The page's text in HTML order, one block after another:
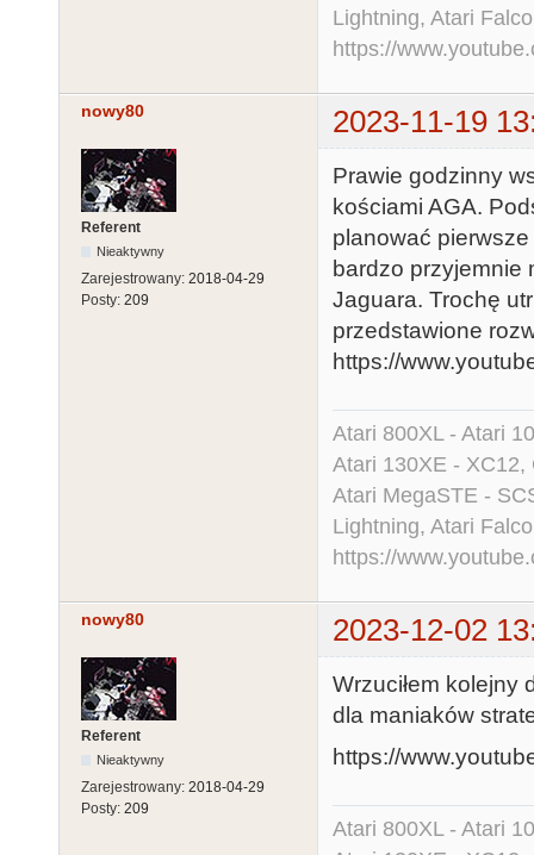
Lightning, Atari
https://
nowy80 2023-11-19
Referent
Nieaktywny
Zarejestrowany: 2018-04-29
Posty: 209
Prawie godzinny
kościami AGA.
planować pierwsze
bardzo przyjemnie
Jaguara. Trochę
przedstawione
https://
Atari 800XL - Atari
Atari 130XE - XC12,
Atari MegaSTE -
Lightning, Atari
https://
nowy80 2023-12-02
Referent
Nieaktywny
Zarejestrowany: 2018-04-29
Posty: 209
Wrzuciłem kolejny
dla maniaków
https://
Atari 800XL - Atari